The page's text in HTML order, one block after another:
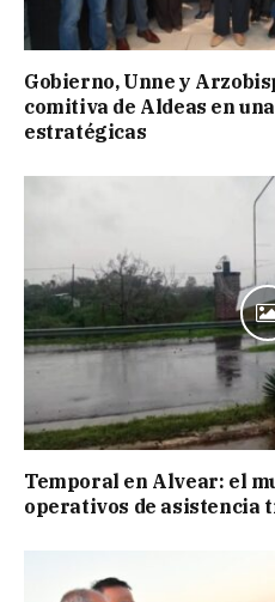
Gobierno, Unne y
comitiva de Aldeas en
estratégicas
Temporal en Alvear: el
operativos de asistencia